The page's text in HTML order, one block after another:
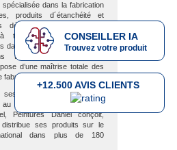
spécialisée dans la fabrication
produits d´étanchéité et
décoratifs. Forte de son
à travers des années d
dans l’élaboration de produits
techniques, PEINTURES
d’une maîtrise totale des
et de la qualité.
nombreuses marques
au grand public et au
Peintures Daniel conçoit,
distribue ses produits sur le
dans plus de 180
+12.500 AVIS CLIENTS
CONSEILLER IA
Trouvez votre produit